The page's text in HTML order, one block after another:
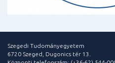
Szegedi Tudományegyetem
6720 Szeged, Dugonics tér 13.